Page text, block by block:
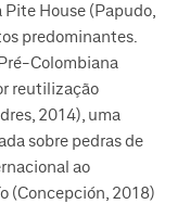
House (Papudo,
predominantes.
Colombiana
reutilização
2014), uma
sobre pedras de
ao
(Concepción, 2018)